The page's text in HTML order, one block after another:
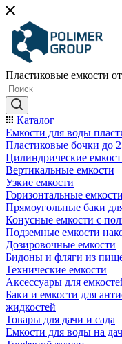
Пластиковые емкости
Каталог
Емкости для воды
Пластиковые бочки до
Цилиндрические
Вертикальные емкости
Узкие емкости
Горизонтальные
Прямоугольные баки
Конусные емкости с
Подземные емкости
Дозировочные емкости
Бидоны и фляги из
Технические емкости
Аксессуары для
Баки и емкости для
жидкостей
Товары для дачи и сада
Емкости для воды на